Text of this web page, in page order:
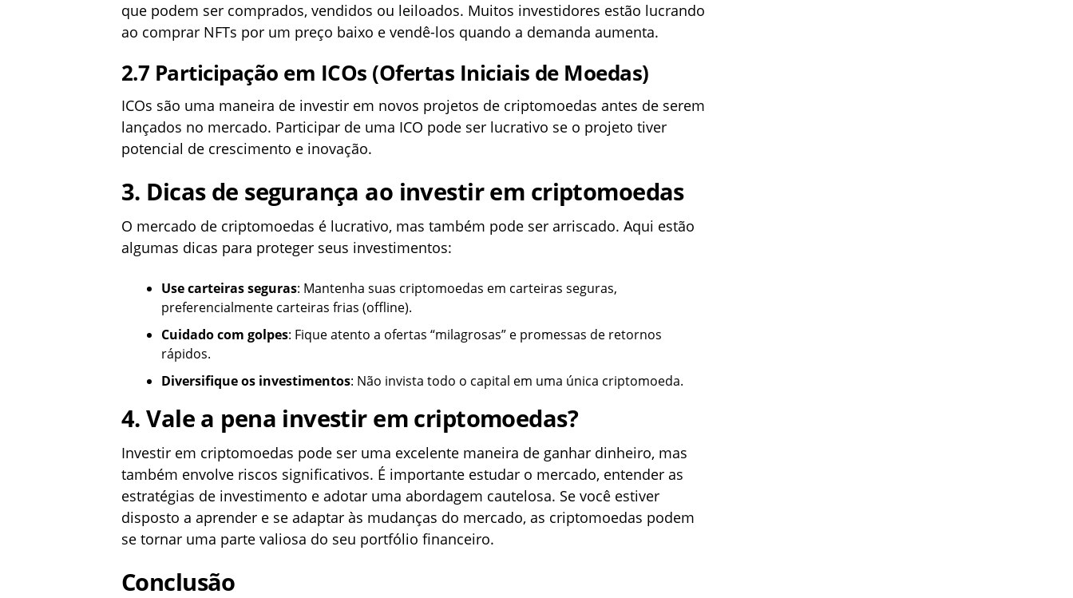
que podem ser comprados, vendidos ou leiloados. Muitos investidores estão lucrando
ao comprar NFTs por um preço baixo e vendê-los quando a demanda aumenta.
2.7 Participação em ICOs (Ofertas Iniciais de Moedas)
ICOs são uma maneira de investir em novos projetos de criptomoedas antes de serem
lançados no mercado. Participar de uma ICO pode ser lucrativo se o projeto tiver
potencial de crescimento e inovação.
3. Dicas de segurança ao investir em criptomoedas
O mercado de criptomoedas é lucrativo, mas também pode ser arriscado. Aqui estão
algumas dicas para proteger seus investimentos:
Use carteiras seguras: Mantenha suas criptomoedas em carteiras seguras,
preferencialmente carteiras frias (offline).
Cuidado com golpes: Fique atento a ofertas “milagrosas” e promessas de retornos
rápidos.
Diversifique os investimentos: Não invista todo o capital em uma única criptomoeda.
4.Vale a pena investir em criptomoedas?
Investir em criptomoedas pode ser uma excelente maneira de ganhar dinheiro, mas
também envolve riscos significativos. É importante estudar o mercado, entender as
estratégias de investimento e adotar uma abordagem cautelosa. Se você estiver
disposto a aprender e se adaptar às mudanças do mercado, as criptomoedas podem
se tornar uma parte valiosa do seu portfólio financeiro.
Conclusão